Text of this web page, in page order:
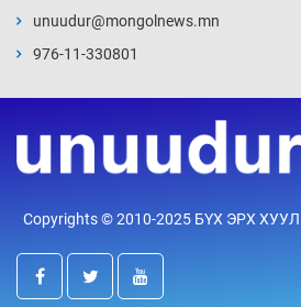
15 цаг 43 мин
16 цаг 13 мин
үйлчилж буй гэв
16 цаг 43 мин
unuudur@mongolnews.mn
976-11-330801
Copyrights © 2010-2025 БҮХ ЭРХ